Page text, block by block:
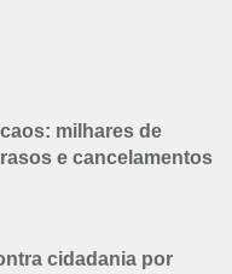
milhares de
e cancelamentos
cidadania por